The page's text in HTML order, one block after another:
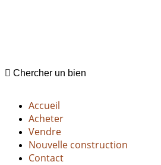
Chercher un bien
Accueil
Acheter
Vendre
Nouvelle construction
Contact